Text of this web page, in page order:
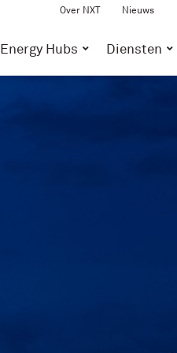
Over NXT Nieuws
Energy Hubs Diensten